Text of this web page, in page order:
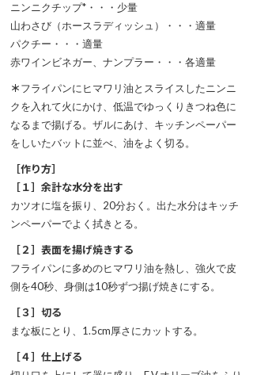
ニンニクチップ*・・・少量
山わさび（ホースラディッシュ）・・・適量
パクチー・・・適量
赤ワインビネガー、ナンプラー・・・各適量
＊フライパンにヒマワリ油とスライスしたニンニ
クを入れて火にかけ、低温でゆっくりきつね色に
なるまで揚げる。ザルにあけ、キッチンペーパー
をしいたバットに並べ、油をよく切る。
［作り方］
［１］余計な水分を出す
カツオに塩を振り、20分おく。出た水分はキッチ
ンペーパーでよく拭きとる。
［２］表面を揚げ焼きする
フライパンに多めのヒマワリ油を熱し、強火で皮
側を40秒、身側は10秒ずつ揚げ焼きにする。
［３］切る
まな板にとり、1.5cm厚さにカットする。
［４］仕上げる